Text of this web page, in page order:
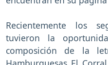
Recientemente los
tuvieron la
composición de la